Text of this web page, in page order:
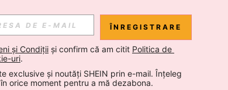
Abonare
Abonare
ÎNREGISTRARE
și Condiții și confirm că am citit Politica de
uri.
exclusive și noutăți SHEIN prin e-mail. Înțeleg
orice moment pentru a mă dezabona.